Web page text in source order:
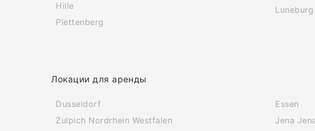
Hille
Plettenberg
Luneburg
Локации для аренды
Dusseldorf
Zulpich Nordrhein Westfalen
Essen
Jena